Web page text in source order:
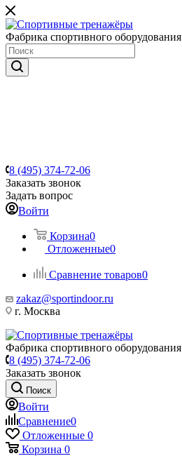
Фабрика спортивного оборудования
8 (495) 374-72-06
Заказать звонок
Задать вопрос
Войти
Корзина0
Отложенные0
Сравнение товаров0
zakaz@sportindoor.ru
г. Москва
Фабрика спортивного оборудования
8 (495) 374-72-06
Заказать звонок
Поиск
Войти
Сравнение0
Отложенные 0
Корзина 0